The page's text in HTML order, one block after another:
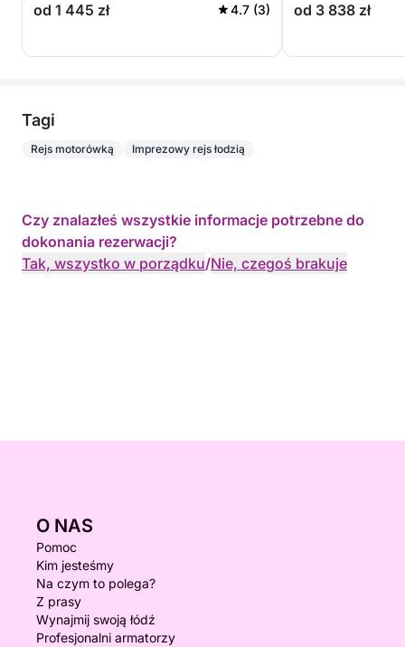
od 1 445 zł 4.7 (3) od 3 838 zł
Tagi
Rejs motorówką Imprezowy rejs łodzią
Czy znalazłeś wszystkie informacje potrzebne do
dokonania rezerwacji?
Tak, wszystko w porządku/Nie, czegoś brakuje
O NAS
Pomoc
Kim jesteśmy
Na czym to polega?
Z prasy
Wynajmij swoją łódź
Profesjonalni armatorzy